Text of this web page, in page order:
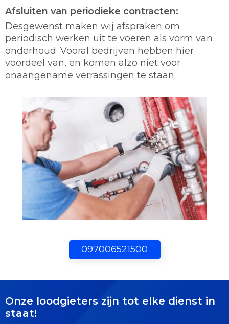
097006521500
Afsluiten van periodieke contracten:
Desgewenst maken wij afspraken om
periodisch werken uit te voeren als vorm van
onderhoud. Vooral bedrijven hebben hier
voordeel van, en komen alzo niet voor
onaangename verrassingen te staan.
Onze loodgieters zijn tot elke dienst in
staat!